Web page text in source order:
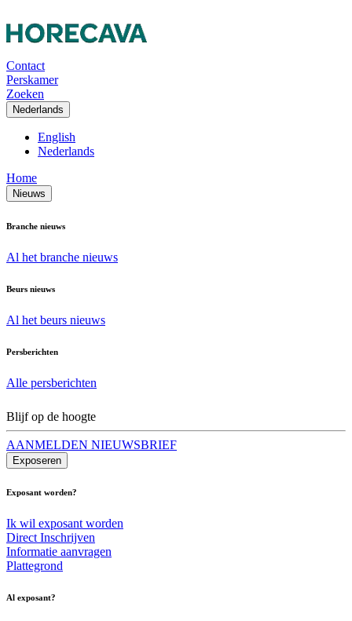
Contact
Perskamer
Zoeken
Nederlands
English
Nederlands
Home
Nieuws
Branche nieuws
Al het branche nieuws
Beurs nieuws
Al het beurs nieuws
Persberichten
Alle persberichten
Blijf op de hoogte
AANMELDEN NIEUWSBRIEF
Exposeren
Exposant worden?
Ik wil exposant worden
Direct Inschrijven
Informatie aanvragen
Plattegrond
Al exposant?